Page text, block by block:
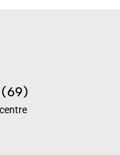
(69)